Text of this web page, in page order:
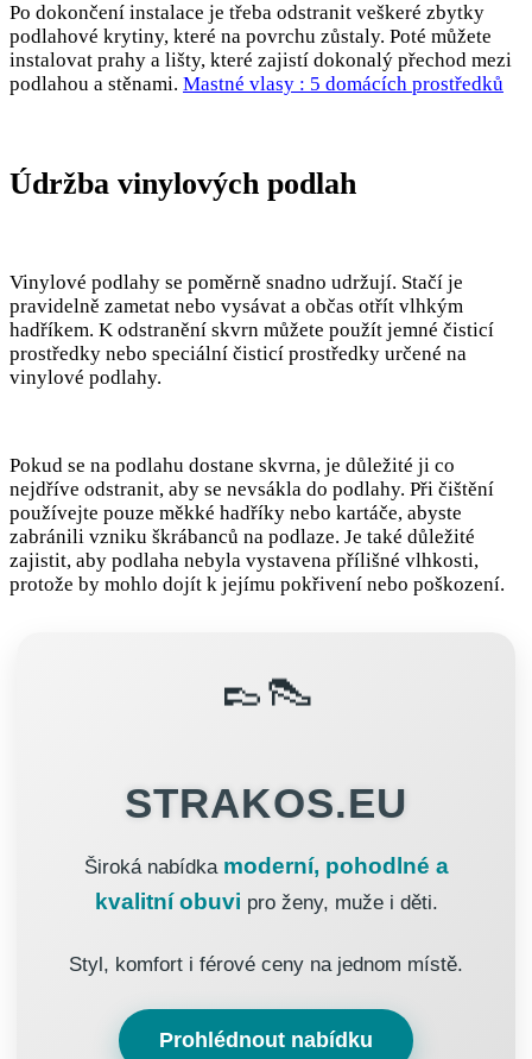
Po dokončení instalace je třeba odstranit veškeré zbytky
podlahové krytiny, které na povrchu zůstaly. Poté můžete
instalovat prahy a lišty, které zajistí dokonalý přechod mezi
podlahou a stěnami. Mastné vlasy : 5 domácích prostředků
Údržba vinylových podlah
Vinylové podlahy se poměrně snadno udržují. Stačí je
pravidelně zametat nebo vysávat a občas otřít vlhkým
hadříkem. K odstranění skvrn můžete použít jemné čisticí
prostředky nebo speciální čisticí prostředky určené na
vinylové podlahy.
Pokud se na podlahu dostane skvrna, je důležité ji co
nejdříve odstranit, aby se nevsákla do podlahy. Při čištění
používejte pouze měkké hadříky nebo kartáče, abyste
zabránili vzniku škrábanců na podlaze. Je také důležité
zajistit, aby podlaha nebyla vystavena přílišné vlhkosti,
protože by mohlo dojít k jejímu pokřivení nebo poškození.
👞👠
STRAKOS.EU
Široká nabídka moderní, pohodlné a
kvalitní obuvi pro ženy, muže i děti.
Styl, komfort i férové ceny na jednom místě.
Prohlédnout nabídku